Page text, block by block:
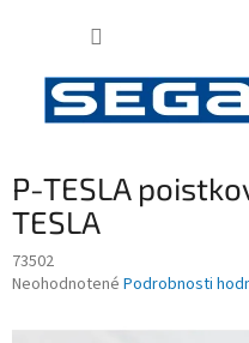
P-TESLA
TESLA
73502
Priemerné
produktu
Neohodnotené Podrobnosti